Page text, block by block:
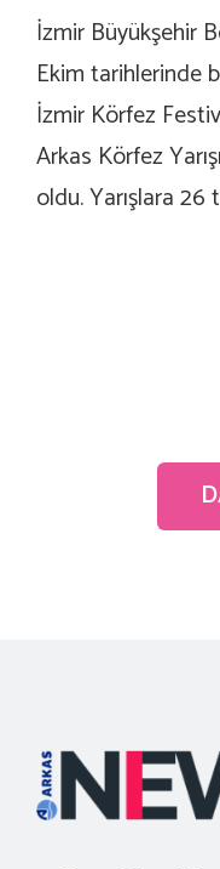
İzmir Büyükşehir
Ekim tarihlerinde
İzmir Körfez
Arkas Körfez
oldu. Yarışlara 26